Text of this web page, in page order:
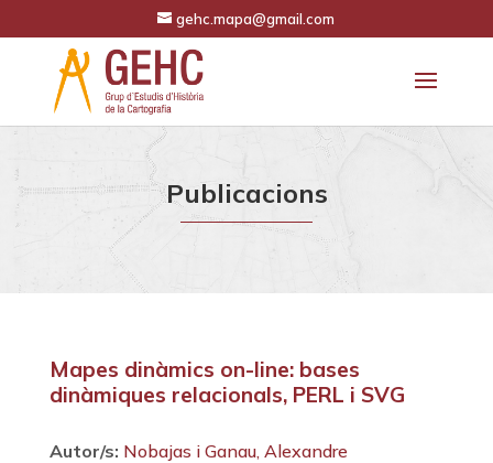
gehc.mapa@gmail.com
Publicacions
Mapes dinàmics on-line: bases
dinàmiques relacionals, PERL i SVG
Autor/s: Nobajas i Ganau, Alexandre